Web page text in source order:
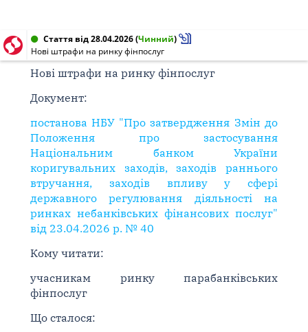
Стаття від 28.04.2026(Чинний)
Нові штрафи на ринку фінпослуг
Нові штрафи на ринку фінпослуг
Документ:
постанова НБУ "Про затвердження Змін до
Положення про застосування
Національним банком України
коригувальних заходів, заходів раннього
втручання, заходів впливу у сфері
державного регулювання діяльності на
ринках небанківських фінансових послуг"
від 23.04.2026 р. № 40
Кому читати:
учасникам ринку парабанківських
фінпослуг
Що сталося: